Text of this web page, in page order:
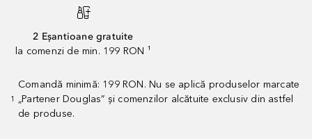
2 Eșantioane gratuite
la comenzi de min. 199 RON ¹
1
Comandă minimă: 199 RON. Nu se aplică produselor marcate
„Partener Douglas” și comenzilor alcătuite exclusiv din astfel
de produse.